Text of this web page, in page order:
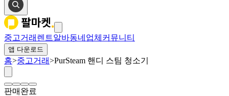
중고거래 렌트알바동네업체 커뮤니티
앱 다운로드
홈>중고거래>PurSteam 핸디 스팀 청소기
판매완료